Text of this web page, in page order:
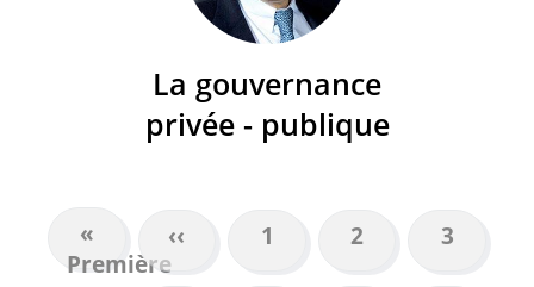
La gouvernance
privée - publique
PAGINATION
Première
page
«
Première
Page
précédente
‹‹ Page
1 Page
2 Page
3